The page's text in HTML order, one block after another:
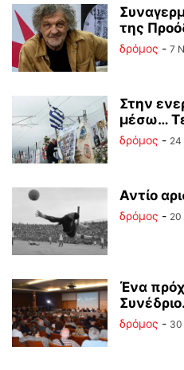
της
δρόμος - 7
Στην
μέσω…
δρόμος - 24
Αντίο
δρόμος - 20
Ένα
δρόμος - 30